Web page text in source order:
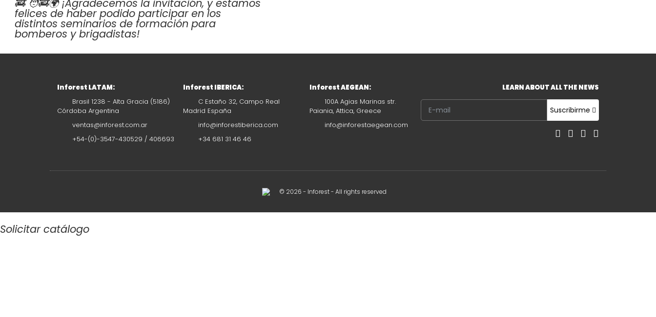
🚒 🧑‍🚒🌍 ¡Agradecemos la invitación, y estamos
felices de haber podido participar en los
distintos seminarios de formación para
bomberos y brigadistas!
Inforest LATAM:
Brasil 1238 - Alta Gracia (5186)
Córdoba Argentina
ventas@inforest.com.ar
+54-(0)-3547-430529 / 406693
Inforest IBERICA:
C Estaño 32, Campo Real
Madrid España
info@inforestiberica.com
+34 681 31 46 46
Inforest AEGEAN:
100A Agias Marinas str.
Paiania, Attica, Greece
info@inforestaegean.com
LEARN ABOUT ALL THE NEWS
Suscribirme
© 2026 - Inforest - All rights reserved
Solicitar catálogo